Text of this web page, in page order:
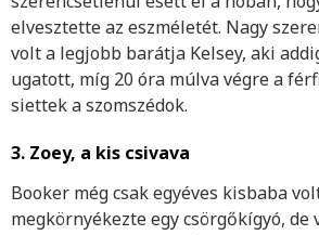
elvesztette az eszméletét. Nagy
volt a legjobb barátja Kelsey, aki
ugatott, míg 20 óra múlva végre a
siettek a szomszédok.
3. Zoey, a kis csivava
Booker még csak egyéves kisbaba
megkörnyékezte egy csörgőkígyó, de